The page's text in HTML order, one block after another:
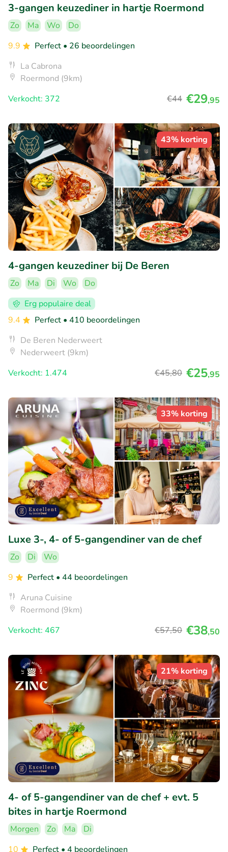
3-gangen keuzediner in hartje Roermond
Zo Ma Wo
Do
9.9
Perfect • 26 beoordelingen
La Cabrona
Roermond (9km)
Verkocht: 372
€44 €29,95
43% korting
4-gangen keuzediner bij De Beren
Zo Ma Di Wo
Do
Erg populaire deal
9.4
Perfect • 410 beoordelingen
De Beren Nederweert
Nederweert (9km)
Verkocht: 1.474
€45,80 €25,95
33% korting
Luxe 3-, 4- of 5-gangendiner van de chef
Zo Di
Wo
9
Perfect • 44 beoordelingen
Aruna Cuisine
Roermond (9km)
Verkocht: 467
€57,50 €38,50
21% korting
4- of 5-gangendiner van de chef + evt. 5
bites in hartje Roermond
Morgen Zo Ma
Di
10
Perfect • 4 beoordelingen